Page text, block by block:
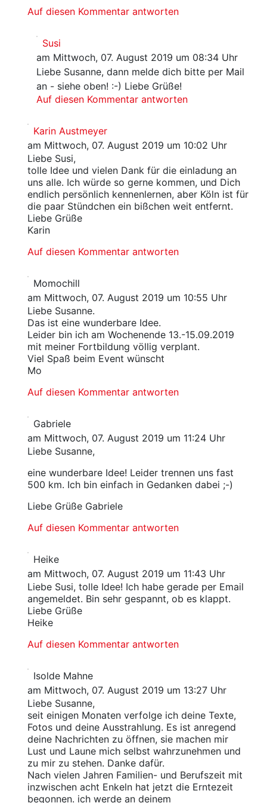
Auf diesen Kommentar antworten
Susi
am Mittwoch, 07. August 2019 um 08:34 Uhr
Liebe Susanne, dann melde dich bitte per Mail
an - siehe oben! :-) Liebe Grüße!
Auf diesen Kommentar antworten
Karin Austmeyer
am Mittwoch, 07. August 2019 um 10:02 Uhr
Liebe Susi,
tolle Idee und vielen Dank für die einladung an
uns alle. Ich würde so gerne kommen, und Dich
endlich persönlich kennenlernen, aber Köln ist für
die paar Stündchen ein bißchen weit entfernt.
Liebe Grüße
Karin
Auf diesen Kommentar antworten
Momochill
am Mittwoch, 07. August 2019 um 10:55 Uhr
Liebe Susanne.
Das ist eine wunderbare Idee.
Leider bin ich am Wochenende 13.-15.09.2019
mit meiner Fortbildung völlig verplant.
Viel Spaß beim Event wünscht
Mo
Auf diesen Kommentar antworten
Gabriele
am Mittwoch, 07. August 2019 um 11:24 Uhr
Liebe Susanne,
eine wunderbare Idee! Leider trennen uns fast
500 km. Ich bin einfach in Gedanken dabei ;-)
Liebe Grüße Gabriele
Auf diesen Kommentar antworten
Heike
am Mittwoch, 07. August 2019 um 11:43 Uhr
Liebe Susi, tolle Idee! Ich habe gerade per Email
angemeldet. Bin sehr gespannt, ob es klappt.
Liebe Grüße
Heike
Auf diesen Kommentar antworten
Isolde Mahne
am Mittwoch, 07. August 2019 um 13:27 Uhr
Liebe Susanne,
seit einigen Monaten verfolge ich deine Texte,
Fotos und deine Ausstrahlung. Es ist anregend
deine Nachrichten zu öffnen, sie machen mir
Lust und Laune mich selbst wahrzunehmen und
zu mir zu stehen. Danke dafür.
Nach vielen Jahren Familien- und Berufszeit mit
inzwischen acht Enkeln hat jetzt die Erntezeit
begonnen. ich werde an deinem